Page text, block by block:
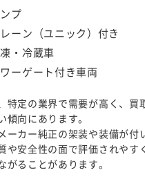
プ
ーン（ユニック）付き
・冷蔵車
ーゲート付き車両
特定の業界で需要が高く、買
傾向にあります。
ーカー純正の架装や装備が付
や安全性の面で評価されやす
がることがあります。